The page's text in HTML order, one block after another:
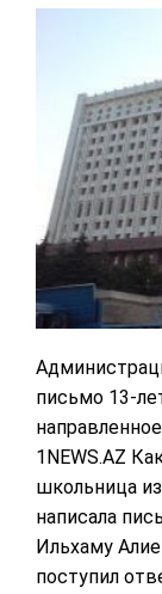
письмо 13-
1NEWS.AZ
школьница
написала
Ильхаму
поступил